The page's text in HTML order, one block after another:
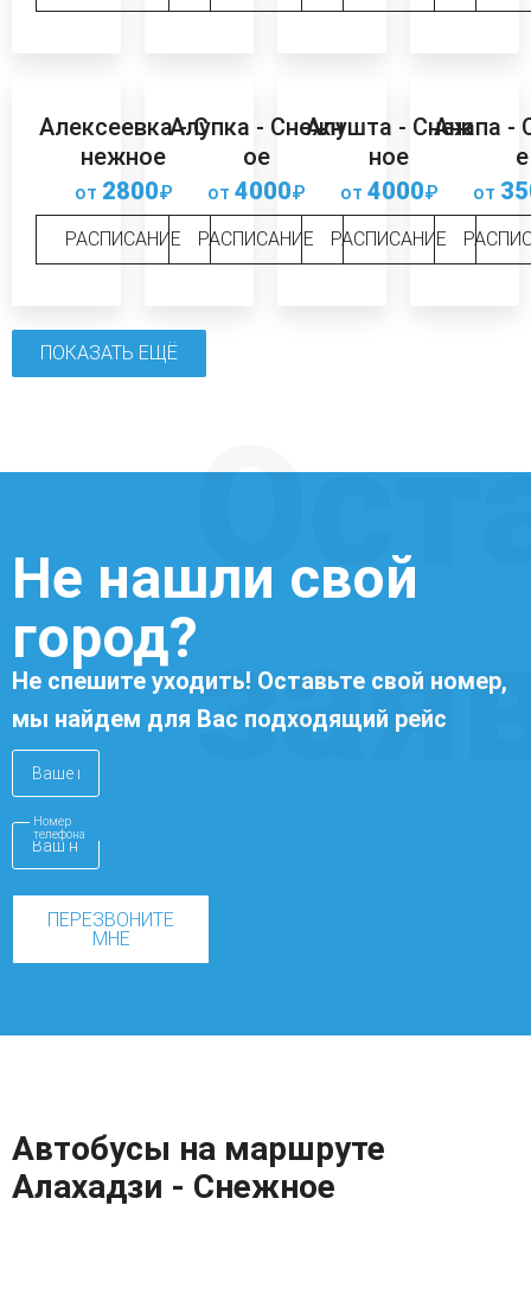
Алексеевка - С
нежное
от 2800₽
РАСПИСАНИЕ
Алупка - Снежн
ое
от 4000₽
РАСПИСАНИЕ
Алушта - Снеж
ное
от 4000₽
РАСПИСАНИЕ
Анапа -
е
от
ПОКАЗАТЬ ЕЩЁ
Не нашли свой
город?
Не спешите уходить! Оставьте свой номер,
мы найдем для Вас подходящий рейс
Номер
телефона
ПЕРЕЗВОНИТЕ
МНЕ
Автобусы на маршруте
Алахадзи - Снежное